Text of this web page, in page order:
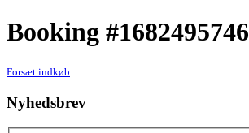
Booking #1682495746
Forsæt indkøb
Nyhedsbrev